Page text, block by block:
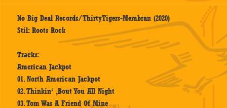
No Big Deal Records/ThirtyTigers-Membran (2020)
Stil: Roots Rock
Tracks:
American Jackpot
01. North American Jackpot
02. Thinkin‘ ‚Bout You All Night
03. Tom Was A Friend Of Mine